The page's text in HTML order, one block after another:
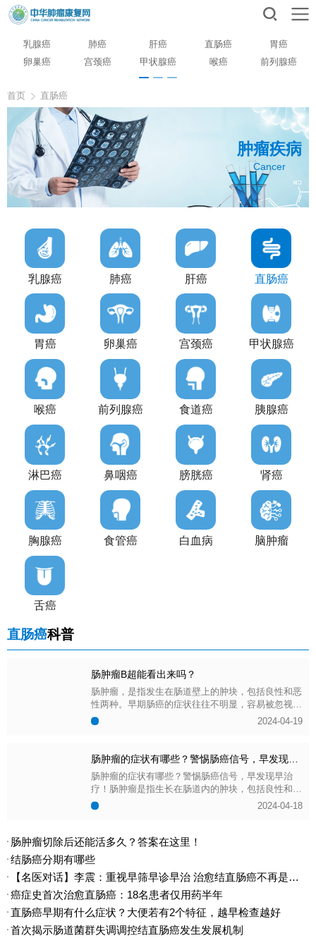
乳腺癌 肺癌 肝癌 直肠癌
胃癌
卵巢癌
宫颈癌 甲状腺癌 喉癌 前列腺癌
首页 直肠癌
肿瘤疾病
Cancer
乳腺癌 肺癌 肝癌 直肠癌
胃癌 卵巢癌 宫颈癌 甲状腺癌
喉癌 前列腺癌 食道癌 胰腺癌
淋巴癌 鼻咽癌 膀胱癌 肾癌
胸腺癌 食管癌 白血病 脑肿瘤
舌癌
直肠癌科普
肠肿瘤和息肉傻傻分不清？这篇“肠肿瘤和息肉的区
别”帮你读懂肠镜报告！肠镜检查是发现肠道疾病的
重要手段，但报告中常出现的“肠肿瘤”和“息肉”却让
肠肿瘤B超能看出来吗？
肠肿瘤，是指发生在肠道壁上的肿块，包括良性和恶
性两种。早期肠癌的症状往往不明显，容易被忽视。
因此，早期发现肠肿瘤至关重要。B超，是一种常用
2024-04-19
肠肿瘤的症状有哪些？警惕肠癌信号，早发现早治疗！
肠肿瘤的症状有哪些？警惕肠癌信号，早发现早治
疗！肠肿瘤是指生长在肠道内的肿块，包括良性和恶
性两种。其中，恶性肠肿瘤也就是我们常说的肠癌，
2024-04-18
肠肿瘤切除后还能活多久？答案在这里！
结肠癌分期有哪些
【名医对话】李震：重视早筛早诊早治 治愈结直肠癌不再是奢望
癌症史首次治愈直肠癌：18名患者仅用药半年
直肠癌早期有什么症状？大便若有2个特征，越早检查越好
首次揭示肠道菌群失调调控结直肠癌发生发展机制